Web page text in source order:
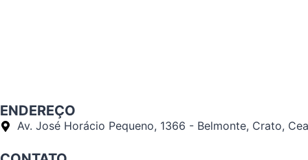
ENDEREÇO
Av. José Horácio Pequeno, 1366 - Belmonte, Crato,